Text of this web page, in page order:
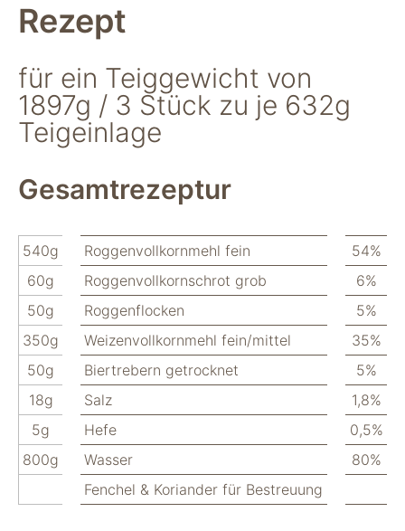
Rezept
für ein Teiggewicht von
1897g / 3 Stück zu je 632g
Teigeinlage
Gesamtrezeptur
540g Roggenvollkornmehl fein
54%
60g
Roggenvollkornschrot grob
6%
50g
Roggenflocken
5%
350g
Weizenvollkornmehl fein/mittel
35%
50g
Biertrebern getrocknet
5%
18g
Salz
1,8%
5g
Hefe
0,5%
800g
Wasser
80%
Fenchel & Koriander für Bestreuung
sind für die
Funktionsweise
notwendig.
Statistiken
Um Funktion und
zu verbessern,
anonymer
Nutzungsstatistiken.
Wir verwenden
"Google Analytics"
um
Nutzungsstatistiken
aufzuzeichnen.
Marketing
Diese Cookies
ermöglichen eine
Personalisierung
auf Basis dessen,
was Sie auf unserer